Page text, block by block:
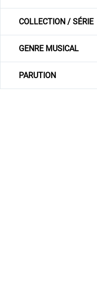
COLLECTION / SÉRIE
GENRE MUSICAL
PARUTION